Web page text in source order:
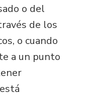
o del
de los
o cuando
a un punto